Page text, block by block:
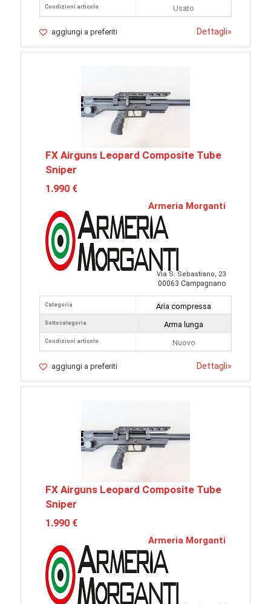
Condizioni articolo
Usato
aggiungi a preferiti Dettagli»
FX Airguns Leopard Composite Tube
Sniper
1.990 €
Armeria Morganti
Via S. Sebastiano, 23
00063 Campagnano
Categoria
Sottocategoria
Condizioni articolo
Aria compressa
Arma lunga
Nuovo
aggiungi a preferiti Dettagli»
FX Airguns Leopard Composite Tube
Sniper
1.990 €
Armeria Morganti